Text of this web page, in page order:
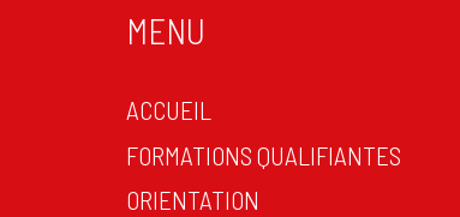
MENU
ACCUEIL
FORMATIONS QUALIFIANTES
ORIENTATION